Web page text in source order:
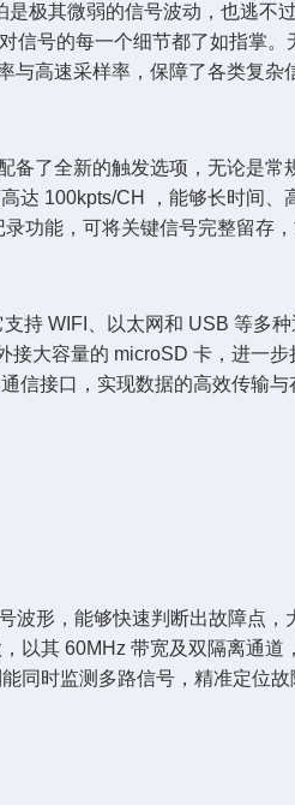
极其微弱的信号波动，也逃不
信号的每一个细节都了如指掌
高速采样率，保障了各类复杂
备了全新的触发选项，无论是常
达 100kpts/CH ，能够长时间、
功能，可将关键信号完整留存，
持 WIFI、以太网和 USB 等多
大容量的 microSD 卡，进一步
信接口，实现数据的高效传输与
形，能够快速判断出故障点，
以其 60MHz 带宽及双隔离通道
同时监测多路信号，精准定位故